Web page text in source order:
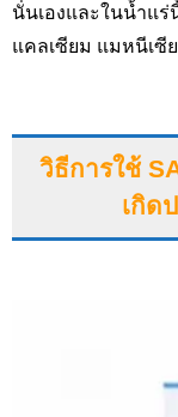
นั่นเองและในน้ำแ
แคลเซียม แมหนีเซี
วิธีการใช้
เกิด